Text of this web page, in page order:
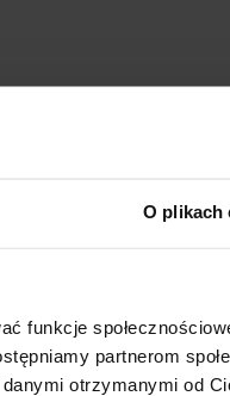
O plikach
funkcje
partnerom
otrzymanymi od